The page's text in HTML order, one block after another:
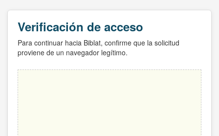
Verificación de acceso
Para continuar hacia Biblat, confirme que la solicitud
proviene de un navegador legítimo.